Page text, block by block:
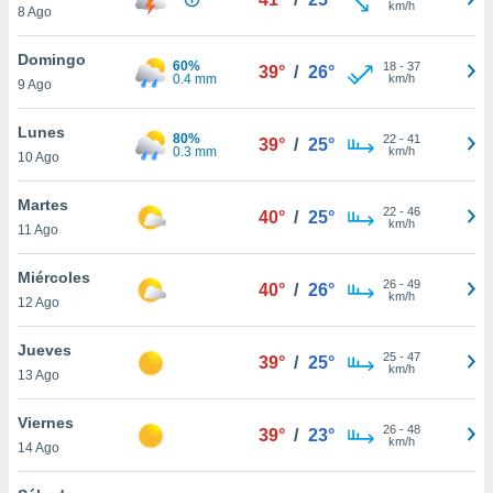
más
nuestra
y
disponible
cookies
aceptar
8 Ago
km/h
Domingo
9 Ago
60%
0.4 mm
39° / 26° 18- 37
km/h
Lunes
10 Ago
80%
0.3 mm
39° / 25° 22- 41
km/h
Martes
11 Ago
40° / 25° 22- 46
km/h
Miércoles
12 Ago
40° / 26° 26- 49
km/h
Jueves
13 Ago
39° / 25° 25- 47
km/h
Viernes
14 Ago
39° / 23° 26- 48
km/h